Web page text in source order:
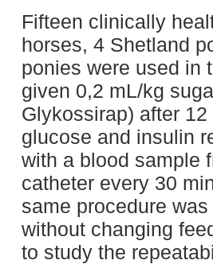
Fifteen clinically
horses, 4 Shetland
ponies were used in
given 0,2 mL/kg
Glykossirap) after
glucose and insulin
with a blood sample
catheter every 30
same procedure
without changing
to study the